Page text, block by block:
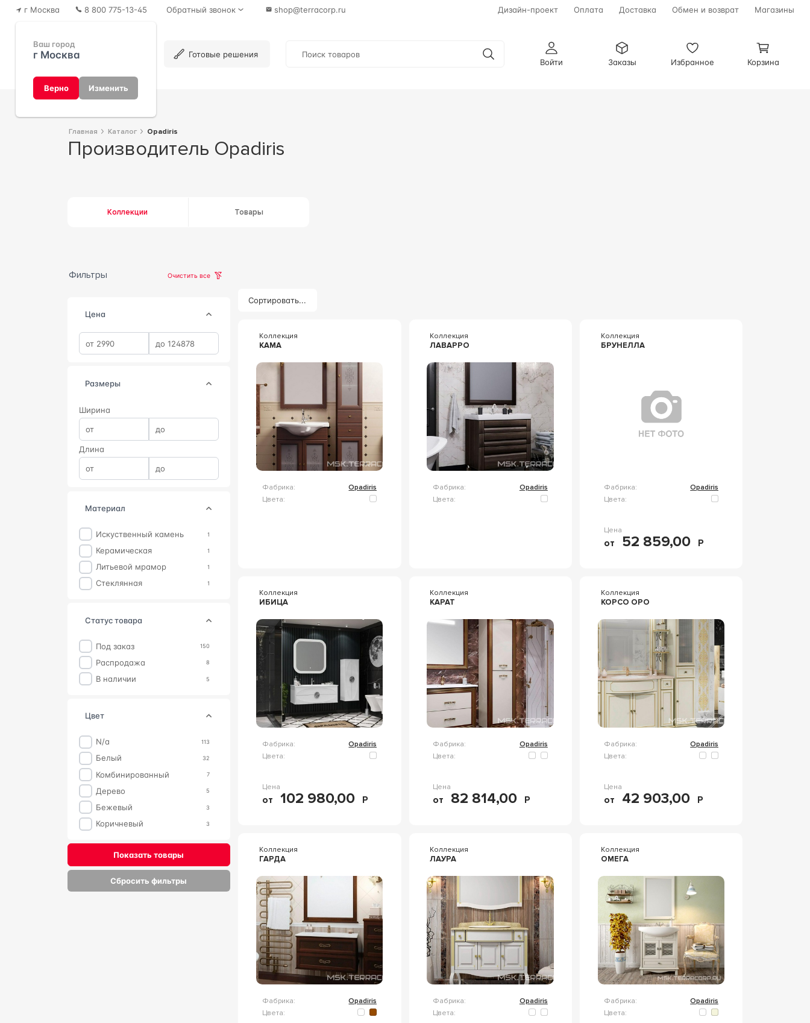
г Москва
Ваш город
г Москва
Верно Изменить
8 800 775-13-45 Обратный звонок shop@terracorp.ru Дизайн-проект Оплата Доставка Обмен и возврат Магазины
Готовые решения
Войти
Заказы Избранное Корзина
Главная Каталог Opadiris
Производитель Opadiris
Коллекции Товары
Фильтры Очистить все
Цена
Размеры
Ширина
Длина
материал
Искуственный камень 1
Керамическая 1
Литьевой мрамор 1
Стеклянная 1
статус товара
Под заказ 150
Распродажа 8
В наличии 5
цвет
n/a 113
Белый 32
Комбинированный 7
Дерево 5
Бежевый 3
Коричневый 3
Показать товары
Сбросить фильтры
Сортировать...
Коллекция
КАМА
Фабрика:
Opadiris
Цвета:
Коллекция
ЛАВАРРО
Фабрика:
Opadiris
Цвета:
Коллекция
БРУНЕЛЛА
Фабрика:
Opadiris
Цвета:
Цена
от 52 859,00 Р
Коллекция
ИБИЦА
Фабрика:
Opadiris
Цвета:
Цена
от 102 980,00 Р
Коллекция
КАРАТ
Фабрика:
Opadiris
Цвета:
Цена
от 82 814,00 Р
Коллекция
КОРСО ОРО
Фабрика:
Opadiris
Цвета:
Цена
от 42 903,00 Р
Коллекция
ГАРДА
Фабрика:
Opadiris
Цвета:
Коллекция
ЛАУРА
Фабрика:
Opadiris
Цвета:
Коллекция
ОМЕГА
Фабрика:
Opadiris
Цвета: